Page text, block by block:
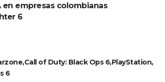
en empresas colombianas
6
Call of Duty: Black Ops 6PlayStation
6